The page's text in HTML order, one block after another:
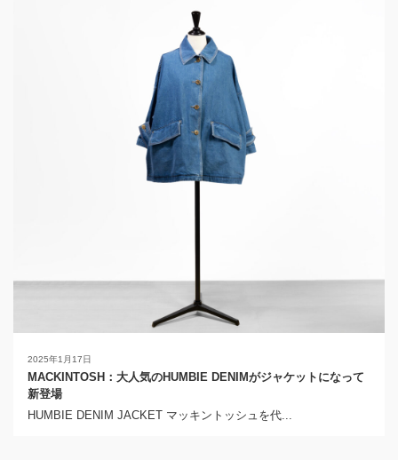
2025年1月17日
MACKINTOSH：大人気のHUMBIE DENIMがジャケットになって
新登場
HUMBIE DENIM JACKET マッキントッシュを代...